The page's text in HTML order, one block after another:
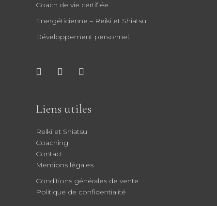
Coach de vie certifiée.
Energéticienne – Reiki et Shiatsu.
Développement personnel.
Liens utiles
Reiki et Shiatsu
Coaching
Contact
Mentions légales
Conditions générales de vente
Politique de confidentialité